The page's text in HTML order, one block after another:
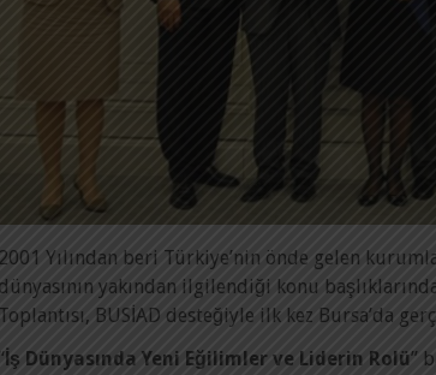
2001 Yılından beri Türkiye’nin önde gelen
yakından ilgilendiği konu
Toplantısı, BUSİAD desteğiyle ilk kez Bursa’da
“ İş Dünyasında Yeni Eğilimler ve Liderin Rolü”